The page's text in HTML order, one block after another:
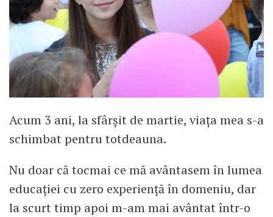
Acum 3 ani, la sfârșit de martie, viața mea s-a
schimbat pentru totdeauna.
Nu doar că tocmai ce mă avântasem în lumea
educației cu zero experiență în domeniu, dar
la scurt timp apoi m-am mai avântat într-o